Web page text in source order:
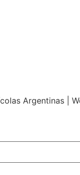
Argentinas |